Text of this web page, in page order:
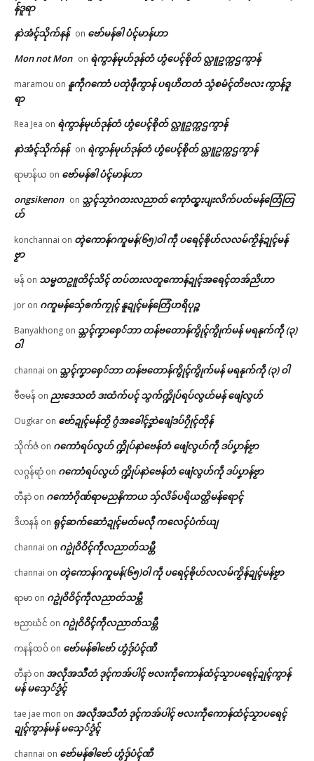
န်ဒူရာ
နာဲအံၚ်သိုက်နန် on ဗော်မန်ၜါ ပံၚ်မာန်ဟာ
Mon not Mon on ရဲကွာန်မုဟ်ဒုန်တံ ဟွံပေၚ်စိုတ် လ္တူဥက္ကဌကွာန်
maramou on နူကဵုဂကောံ ပတုဲဖဵုကွာန် ပရဟိတတံ သွံစမံၚ်တိဗလး ကွာန်ဒူ
ရာ
Rea Jea on ရဲကွာန်မုဟ်ဒုန်တံ ဟွံပေၚ်စိုတ် လ္တူဥက္ကဌကွာန်
နာဲအံၚ်သိုက်နန် on ရဲကွာန်မုဟ်ဒုန်တံ ဟွံပေၚ်စိုတ် လ္တူဥက္ကဌကွာန်
ရာမာန်ယ on ဗော်မန်ၜါ ပံၚ်မာန်ဟာ
ongsikenon on သ္ဘၚ်သၠာဲဂတးလညာတ် ကေုာံထ္ၜးပျးလိက်ပတ်မန်တြေံတြ
ဟ်
konchannai on တ္ၚဲကောန်ဂကူမန်(၆၅)ဝါ ကဵု ပရေၚ်ၜိုဟ်လလမ်ကၟိန်ဍုၚ်မန်
ဗၟာ
မန် on သမ္မတဥူတိၚ်သိၚ် တပ်တးလတူကောန်ဍုၚ်အရေၚ်တအ်ညိဟာ
jor on ဂကူမန်​သှ်ေၜက်ကၠုၚ် နူဍုၚ်မန်တြေံဟရိပုဉ္ဇ
Banyakhong on သ္ဘၚ်ကၞာစှေ်ဘာ တန်ဗတောန်ကွိုၚ်ကွိုက်မန် မရနုက်ကဵု (၃)
ဝါ
channai on သ္ဘၚ်ကၞာစှေ်ဘာ တန်ဗတောန်ကွိုၚ်ကွိုက်မန် မရနုက်ကဵု (၃) ဝါ
ဗီဇမန် on ညးဒေသတံ ဒးထံက်ပၚ် သွက်က္ဍိုပ်ရပ်လွဟ်မန် ဖျေံလွဟ်
Ougkar on ဗော်ဍုၚ်မန်တၟိ ဂွံအခေါၚ်ဒၞာဲဖျေံဒပ်ဂၠိုၚ်တိုန်
သိုက်ဇံ on ဂကောံရပ်လွဟ် က္ဍိုပ်နာဲဗေန်တံ ဖျေံလွဟ်ကဵု ဒပ်ပၞာန်ဗၟာ
လဂ္ဂန်ရာံ on ဂကောံရပ်လွဟ် က္ဍိုပ်နာဲဗေန်တံ ဖျေံလွဟ်ကဵု ဒပ်ပၞာန်ဗၟာ
တီနာဲ on ဂကောံဂိုဏ်ရာမညနိကာယ သှ်လိခ်ပရိယတ္တိမန်ရောၚ်
ဒိဟနန် on ရုၚ်ဆက်ဆောံဍုၚ်မတ်မလီု ကလေၚ်ပံက်ယျ
channai on ဂဥုဲဝိဝိၚ်ကဵုလညာတ်သမ္တီ
channai on တ္ၚဲကောန်ဂကူမန်(၆၅)ဝါ ကဵု ပရေၚ်ၜိုဟ်လလမ်ကၟိန်ဍုၚ်မန်ဗၟာ
ရာမာ on ဂဥုဲဝိဝိၚ်ကဵုလညာတ်သမ္တီ
ဗညာဃံင် on ဂဥုဲဝိဝိၚ်ကဵုလညာတ်သမ္တီ
ကနန်ထဝ် on ဗော်မန်ၜါဗော် ဟွံဒှ်ပံၚ်ဏီ
တီနာဲ on အလဵုအသဳတံ ဒုၚ်ကအ်ပါၚ် ဗလးကဵုကောန်ထံၚ်သၟာပရေၚ်ဍုၚ်ကွာန်
မန် မသှေ်ဒၟံၚ်
tae jae mon on အလဵုအသဳတံ ဒုၚ်ကအ်ပါၚ် ဗလးကဵုကောန်ထံၚ်သၟာပရေၚ်
ဍုၚ်ကွာန်မန် မသှေ်ဒၟံၚ်
channai on ဗော်မန်ၜါဗော် ဟွံဒှ်ပံၚ်ဏီ